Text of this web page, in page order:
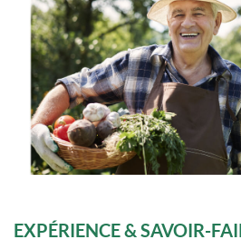
EXPÉRIENCE & SAVOIR-